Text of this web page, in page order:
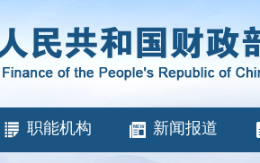
职能机构 新闻报道